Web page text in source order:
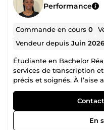
Performance
Commande en cours0
Vendeur depuisJuin 2026
Étudiante en Bachelor
services de transcription
précis et soignés. À l’aise
audio et vidéo :
cours. Livraison rapide,
En